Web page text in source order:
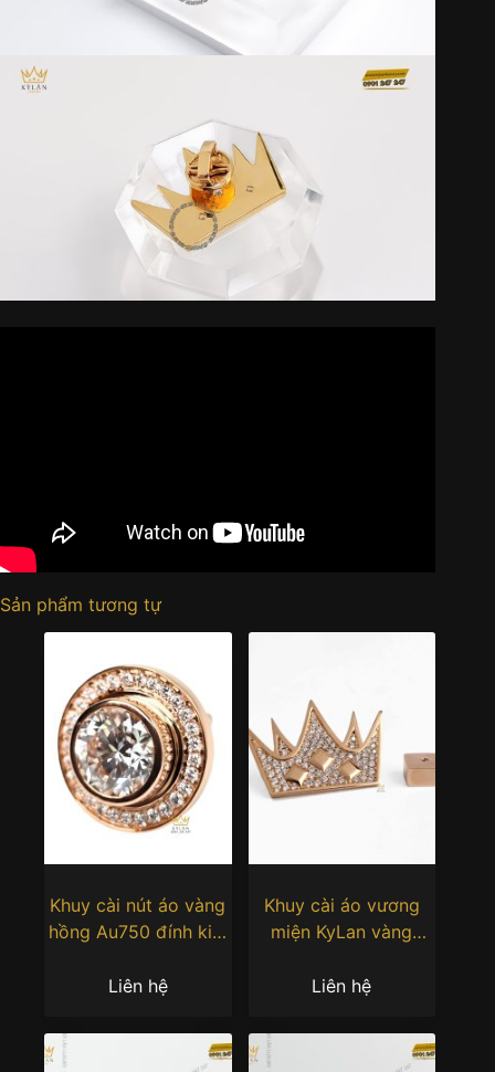
Sản phẩm tương tự
Khuy cài nút áo vàng
hồng Au750 đính kim
Liên hệ
Khuy cài áo vương
miện KyLan vàng
đính kim cương
Liên hệ